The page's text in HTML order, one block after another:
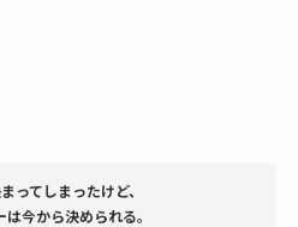
ってしまったけど、
今から決められる。